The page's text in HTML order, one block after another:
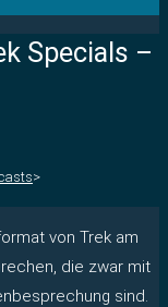
Specials –
>
von Trek am
die zwar mit
sind.